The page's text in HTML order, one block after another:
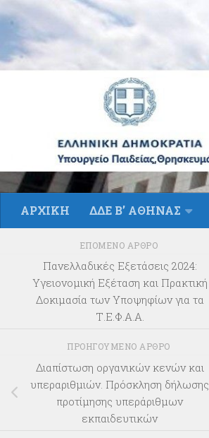
Skip to content
ΑΡΧΙΚΗ ΔΔΕ Β’ ΑΘΗΝΑΣ
ΕΠΌΜΕΝΟ ΆΡΘΡΟ
Πανελλαδικές Εξετάσεις 2024:
Υγειονομική Εξέταση και Πρακτική
Δοκιμασία των Υποψηφίων για τα
Τ.Ε.Φ.Α.Α.
ΠΡΟΗΓΟΎΜΕΝΟ ΆΡΘΡΟ
Διαπίστωση οργανικών κενών και
υπεραριθμιών. Πρόσκληση δήλωσης
προτίμησης υπεράριθμων
εκπαιδευτικών